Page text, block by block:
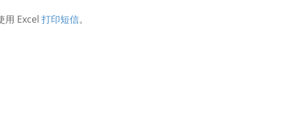
用 Excel 打印短信。